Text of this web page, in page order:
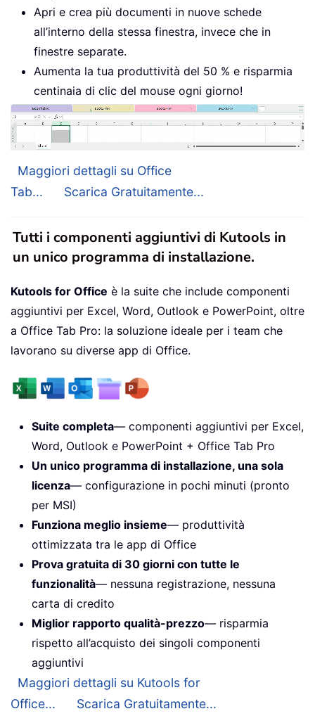
Apri e crea più documenti in nuove schede
all’interno della stessa finestra, invece che in
finestre separate.
Aumenta la tua produttività del 50 % e risparmia
centinaia di clic del mouse ogni giorno!
Maggiori dettagli su Office
Tab...
Scarica Gratuitamente...
Tutti i componenti aggiuntivi di Kutools in
un unico programma di installazione.
Kutools for Office è la suite che include componenti
aggiuntivi per Excel, Word, Outlook e PowerPoint, oltre
a Office Tab Pro: la soluzione ideale per i team che
lavorano su diverse app di Office.
Suite completa— componenti aggiuntivi per Excel,
Word, Outlook e PowerPoint + Office Tab Pro
Un unico programma di installazione, una sola
licenza— configurazione in pochi minuti (pronto
per MSI)
Funziona meglio insieme— produttività
ottimizzata tra le app di Office
Prova gratuita di 30 giorni con tutte le
funzionalità— nessuna registrazione, nessuna
carta di credito
Miglior rapporto qualità-prezzo— risparmia
rispetto all’acquisto dei singoli componenti
aggiuntivi
Maggiori dettagli su Kutools for
Office...
Scarica Gratuitamente...